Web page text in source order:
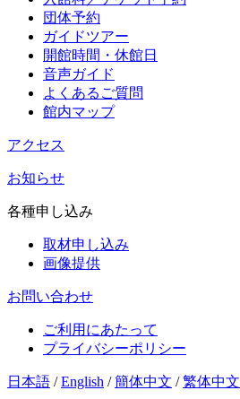
団体予約
ガイドツアー
開館時間・休館日
音声ガイド
よくあるご質問
館内マップ
アクセス
お知らせ
各種申し込み
取材申し込み
画像提供
お問い合わせ
ご利用にあたって
プライバシーポリシー
日本語 /English /簡体中文 /繁体中文